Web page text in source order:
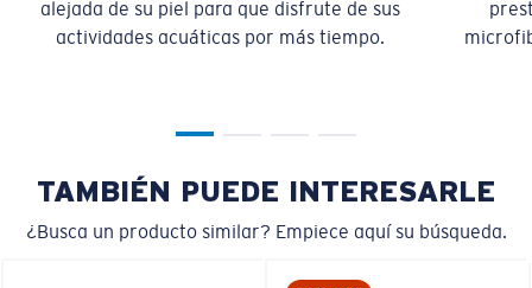
alejada de su piel para que disfrute de sus
actividades acuáticas por más tiempo.
TAMBIÉN PUEDE INTERESARLE
¿Busca un producto similar? Empiece aquí su búsqueda.